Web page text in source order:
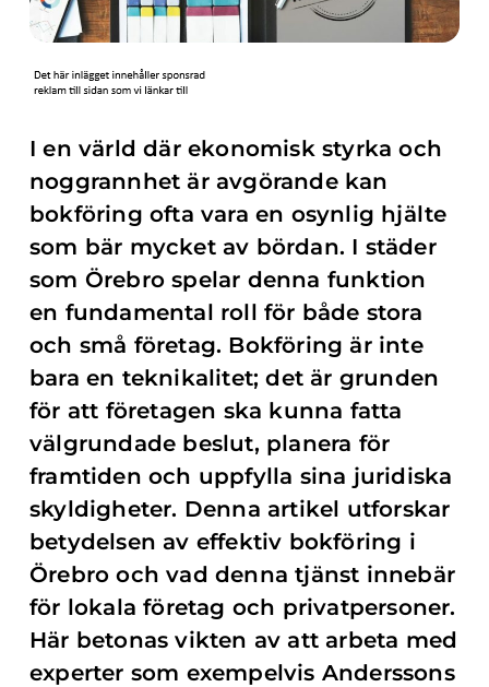
I en värld där ekonomisk styrka och
noggrannhet är avgörande kan
bokföring ofta vara en osynlig hjälte
som bär mycket av bördan. I städer
som Örebro spelar denna funktion
en fundamental roll för både stora
och små företag. Bokföring är inte
bara en teknikalitet; det är grunden
för att företagen ska kunna fatta
välgrundade beslut, planera för
framtiden och uppfylla sina juridiska
skyldigheter. Denna artikel utforskar
betydelsen av effektiv bokföring i
Örebro och vad denna tjänst innebär
för lokala företag och privatpersoner.
Här betonas vikten av att arbeta med
experter som exempelvis Anderssons